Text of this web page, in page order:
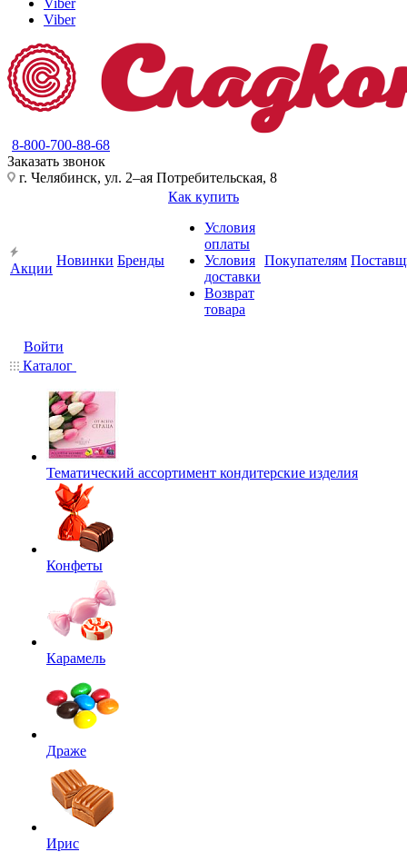
Viber
Viber
8-800-700-88-68
Заказать звонок
г. Челябинск, ул. 2–ая Потребительская, 8
Акции
Новинки Бренды
Как купить
Условия
оплаты
Условия
доставки
Возврат
товара
Покупателям
Войти
Каталог
Тематический ассортимент кондитерские изделия
Конфеты
Карамель
Драже
Ирис